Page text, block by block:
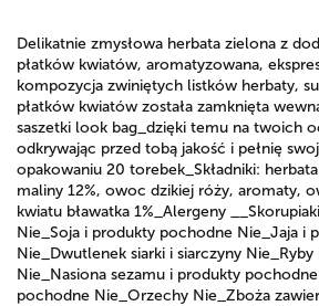
Delikatnie zmysłowa herbata zielona z
płatków kwiatów, aromatyzowana,
kompozycja zwiniętych listków herbaty,
płatków kwiatów została zamknięta
saszetki look bag_dzięki temu na twoich
odkrywając przed tobą jakość i pełnię
opakowaniu 20 torebek_Składniki:
maliny 12%, owoc dzikiej róży, aromaty,
kwiatu bławatka 1%_Alergeny
Nie_Soja i produkty pochodne Nie_Jaja i
Nie_Dwutlenek siarki i siarczyny
Nie_Nasiona sezamu i produkty
pochodne Nie_Orzechy Nie_Zboża